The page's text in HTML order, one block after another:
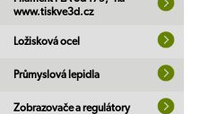
www.tiskve3d.cz
Ložisková ocel
Průmyslová lepidla
Zobrazovače a regulátory